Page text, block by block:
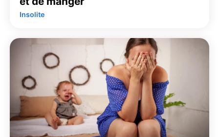
Insolite